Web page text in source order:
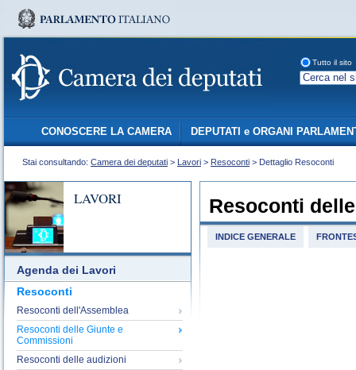
Tutto il sito
CONOSCERE LA CAMERA DEPUTATI e ORGANI
Stai consultando: Camera dei deputati > Lavori > Resoconti > Dettaglio Resoconti
LAVORI
Agenda dei Lavori
Resoconti
Resoconti dell'Assemblea
Resoconti delle Giunte e
Commissioni
Resoconti delle audizioni
Resoconti
INDICE GENERALE